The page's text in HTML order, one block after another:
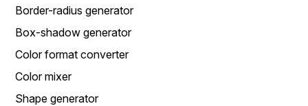
Border-radius generator
Box-shadow generator
Color format converter
Color mixer
Shape generator